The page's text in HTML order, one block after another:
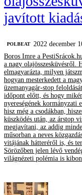
javított
‎POLBEAT
2022 december
Boros Imre a
a nagy olajösszesküvésről.
elmagyarázta, milyen
hogyan mesterkedett a
üzemanyagár-stop
időpont előtt, és hogy
nyereségének kormányzati
hisz még a csodákban,
küszködés után, az árstop
megjavítani, az addig
műsorban a neves
vitájának hátteréről is, és
Sörözőben jelen lévő
világnézeti polémia is